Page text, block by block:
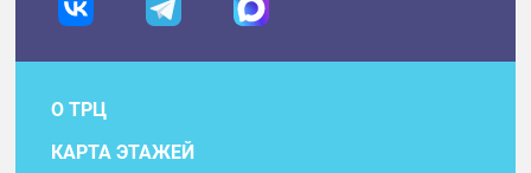
О ТРЦ
КАРТА ЭТАЖЕЙ